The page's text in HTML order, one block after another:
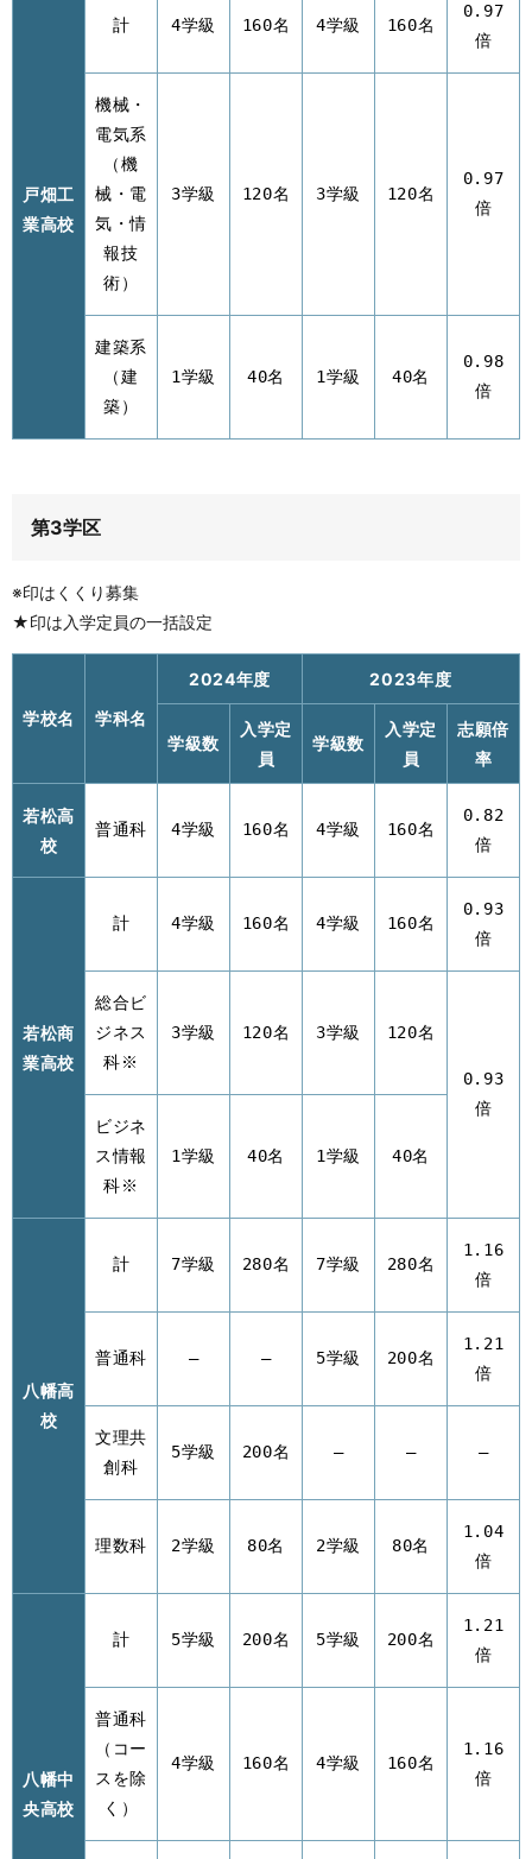
戸畑工
業高校
計 4学級 160名 4学級 160名
0.97
倍
機械・
電気系
（機
械・電
気・情
報技
術）
3学級 120名 3学級 120名
0.97
倍
建築系
（建
築）
1学級 40名 1学級 40名
0.98
倍
第3学区
※印はくくり募集
★印は入学定員の一括設定
学校名 学科名
2024年度 2023年度
学級数
入学定
員
学級数
入学定
員
志願倍
率
若松高
校
普通科 4学級 160名 4学級 160名
0.82
倍
若松商
業高校
計 4学級 160名 4学級 160名
0.93
倍
総合ビ
ジネス
科※
3学級 120名 3学級 120名
0.93
倍
ビジネ
ス情報
科※
1学級 40名 1学級 40名
八幡高
校
計 7学級 280名 7学級 280名
1.16
倍
普通科 – – 5学級 200名
1.21
倍
文理共
創科
5学級 200名 – – –
理数科 2学級 80名 2学級 80名
1.04
倍
八幡中
央高校
計 5学級 200名 5学級 200名
1.21
倍
普通科
（コー
スを除
く）
4学級 160名 4学級 160名
1.16
倍